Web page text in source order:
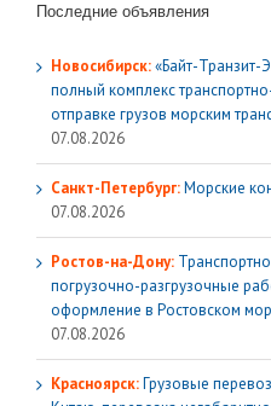
Последние объявления
Новосибирск:«Байт-Транзит-
полный комплекс
отправке грузов морским
07.08.2026
Санкт-Петербург:Морские
07.08.2026
Ростов-на-Дону:
погрузочно-разгрузочные
оформление в Ростовском
07.08.2026
Красноярск:Грузовые